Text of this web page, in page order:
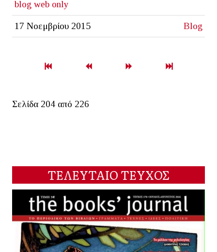
blog web only
17 Νοεμβρίου 2015 Blog
Σελίδα 204 από 226
ΤΕΛΕΥΤΑΙΟ ΤΕΥΧΟΣ